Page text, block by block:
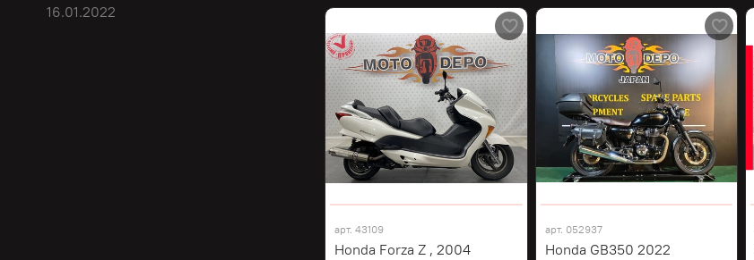
арт.43109
Honda Forza Z , 2004
арт. 052937
Honda GB350 2022
16.01.2022